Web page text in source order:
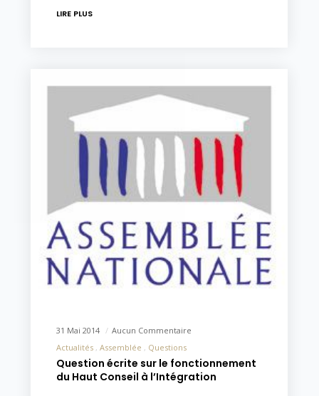
LIRE PLUS
31 Mai 2014
Aucun Commentaire
Actualités
Assemblée Questions
Question écrite sur le fonctionnement
du Haut Conseil à l’Intégration